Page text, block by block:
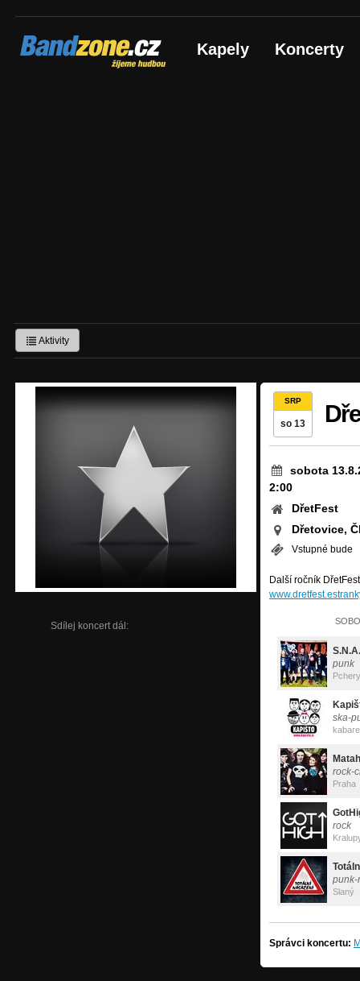
Bandzone.cz
žijeme hudbou Kapely Koncerty
Aktivity
Sdílej koncert dál:
SRP
so 13
sobota
2:00
DřetFest
Dřetovice,
Vstupné bude
Další ročník
punk
Pchery
ska-
rock-
Praha
rock
punk-
Slaný
Správci koncertu: